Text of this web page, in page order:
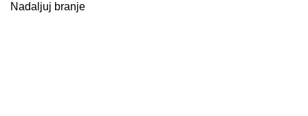
Nadaljuj branje